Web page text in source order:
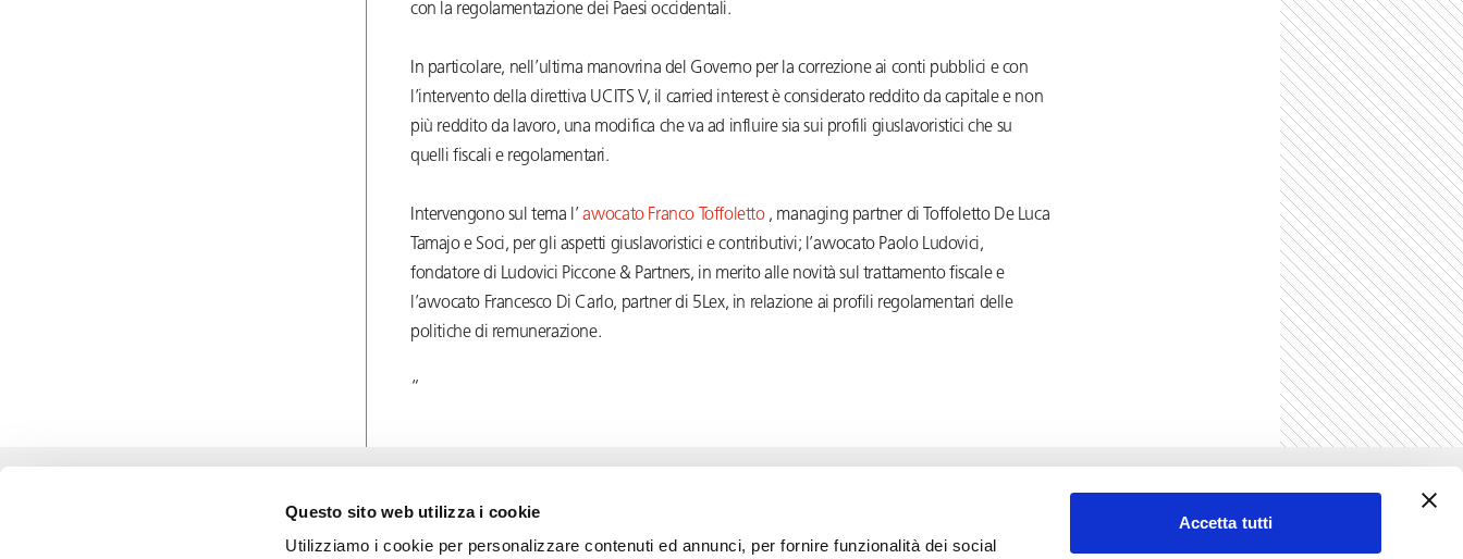
Questo sito web utilizza i cookie
Utilizziamo i cookie per personalizzare contenuti ed annunci, per fornire funzionalità dei social
Accetta tutti
con la regolamentazione dei Paesi occidentali.
In particolare, nell’ultima manovrina del Governo per la correzione ai conti pubblici e con
l’intervento della direttiva UCITS V, il carried interest è considerato reddito da capitale e non
più reddito da lavoro, una modifica che va ad influire sia sui profili giuslavoristici che su
quelli fiscali e regolamentari.
Intervengono sul tema l’avvocato Franco Toffoletto, managing partner di Toffoletto De Luca
Tamajo e Soci, per gli aspetti giuslavoristici e contributivi; l’avvocato Paolo Ludovici,
fondatore di Ludovici Piccone & Partners, in merito alle novità sul trattamento fiscale e
l’avvocato Francesco Di Carlo, partner di 5Lex, in relazione ai profili regolamentari delle
politiche di remunerazione.
“
Newsflash & Insights Vedi tutti gli articoli di Newsflash & Insights